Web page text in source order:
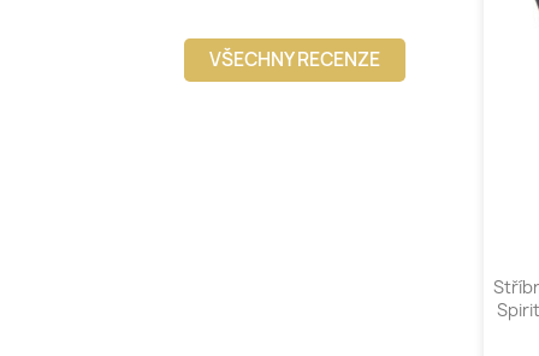
VŠECHNY RECENZE